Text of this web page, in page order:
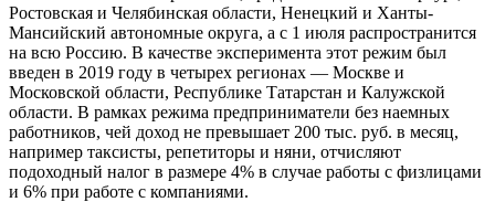
Ростовская и Челябинская области, Ненецкий и Ханты-
Мансийский автономные округа, а с 1 июля распространится
на всю Россию. В качестве эксперимента этот режим был
введен в 2019 году в четырех регионах — Москве и
Московской области, Республике Татарстан и Калужской
области. В рамках режима предприниматели без наемных
работников, чей доход не превышает 200 тыс. руб. в месяц,
например таксисты, репетиторы и няни, отчисляют
подоходный налог в размере 4% в случае работы с физлицами
и 6% при работе с компаниями.